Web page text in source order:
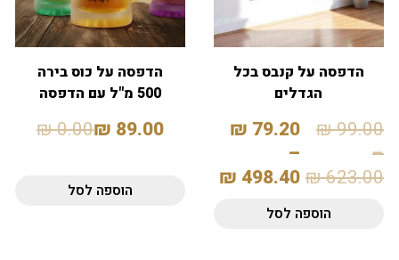
הדפסה על קנבס בכל
הגדלים
99.00
₪
–
623.00
₪
79.20
₪
–
498.40
₪
הוספה לסל
הדפסה על כוס בירה
500 מ"ל עם הדפסה
89.00
₪
0.00
₪
הוספה לסל